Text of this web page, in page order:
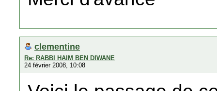
clementine
Re: RABBI HAIM BEN DIWANE
24 février 2008, 10:08